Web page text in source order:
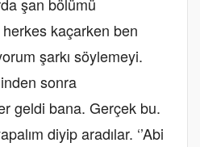
kaçarken ben
şarkı söylemeyi.
sonra
geldi bana. Gerçek bu.
diyip aradılar. ‘’Abi